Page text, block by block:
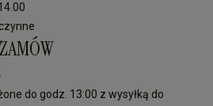
do godz. 13:00 z wysyłką do